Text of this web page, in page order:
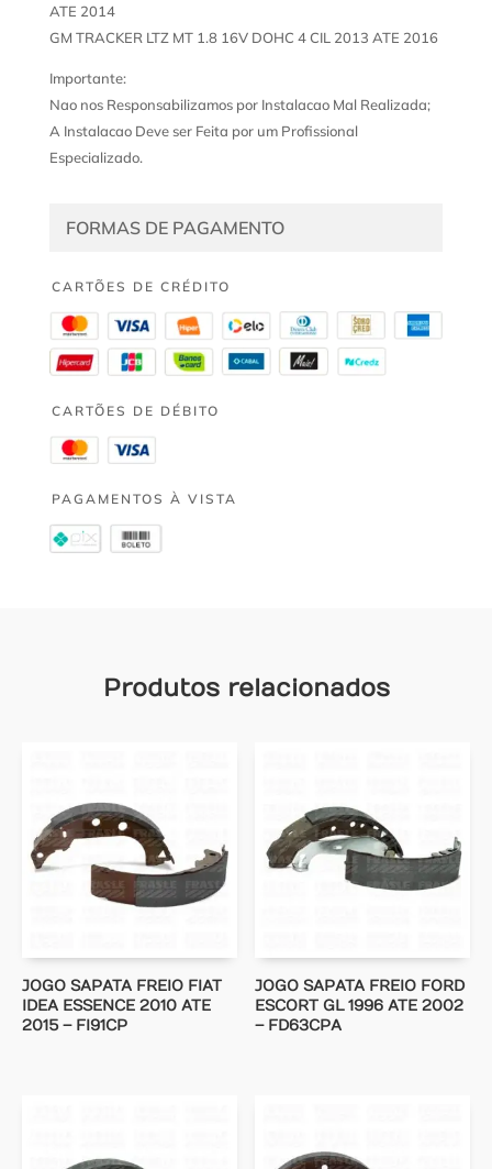
ATE 2014
GM TRACKER LTZ MT 1.8 16V DOHC 4 CIL 2013 ATE 2016
Importante:
Nao nos Responsabilizamos por Instalacao Mal Realizada;
A Instalacao Deve ser Feita por um Profissional
Especializado.
FORMAS DE PAGAMENTO
CARTÕES DE CRÉDITO
CARTÕES DE DÉBITO
PAGAMENTOS À VISTA
Produtos relacionados
JOGO SAPATA FREIO FIAT
IDEA ESSENCE 2010 ATE
2015 – FI91CP
JOGO SAPATA FREIO FORD
ESCORT GL 1996 ATE 2002
– FD63CPA